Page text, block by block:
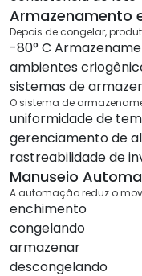
Armazenamento
Depois de congelar,
-80° C
ambientes
sistemas de
O sistema de
uniformidade de
gerenciamento de
rastreabilidade de
Manuseio
A automação reduz o
enchimento
congelando
armazenar
descongelando